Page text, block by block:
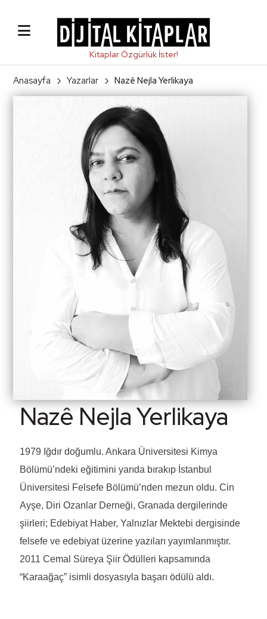
Anasayfa Yazarlar Nazê Nejla Yerlikaya
Nazê Nejla Yerlikaya
1979 Iğdır doğumlu. Ankara Üniversitesi Kimya
Bölümü’ndeki eğitimini yarıda bırakıp İstanbul
Üniversitesi Felsefe Bölümü’nden mezun oldu. Cin
Ayşe, Diri Ozanlar Derneği, Granada dergilerinde
şiirleri; Edebiyat Haber, Yalnızlar Mektebi dergisinde
felsefe ve edebiyat üzerine yazıları yayımlanmıştır.
2011 Cemal Süreya Şiir Ödülleri kapsamında
“Karaağaç” isimli dosyasıyla başarı ödülü aldı.